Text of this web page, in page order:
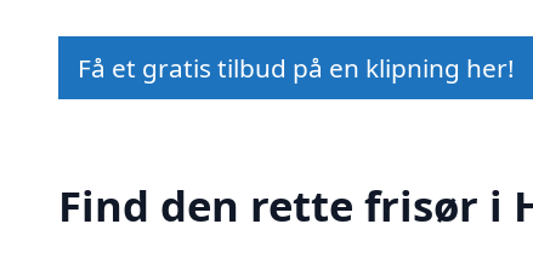
Få et gratis tilbud på en klipning her!
Find den rette frisør i